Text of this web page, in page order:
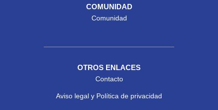
COMUNIDAD
Comunidad
OTROS ENLACES
Contacto
Aviso legal y Política de privacidad